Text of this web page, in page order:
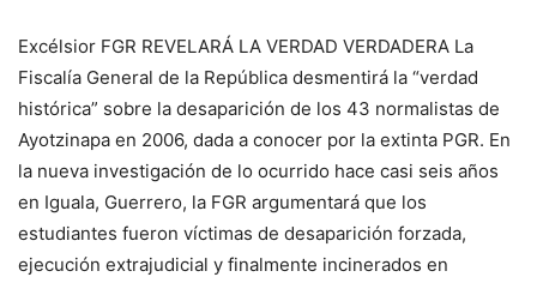
Excélsior FGR REVELARÁ LA VERDAD VERDADERA La
Fiscalía General de la República desmentirá la “verdad
histórica” sobre la desaparición de los 43 normalistas de
Ayotzinapa en 2006, dada a conocer por la extinta PGR. En
la nueva investigación de lo ocurrido hace casi seis años
en Iguala, Guerrero, la FGR argumentará que los
estudiantes fueron víctimas de desaparición forzada,
ejecución extrajudicial y finalmente incinerados en